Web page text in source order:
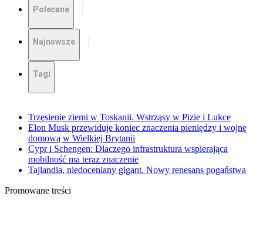
Polecane
Najnowsze
Tagi
Trzęsienie ziemi w Toskanii. Wstrząsy w Pizie i Lukce
Elon Musk przewiduje koniec znaczenia pieniędzy i wojnę
domową w Wielkiej Brytanii
Cypr i Schengen: Dlaczego infrastruktura wspierająca
mobilność ma teraz znaczenie
Tajlandia, niedoceniany gigant. Nowy renesans pogaństwa
Promowane treści